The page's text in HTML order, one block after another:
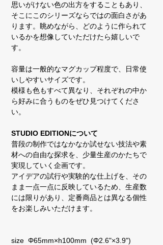
思いがけない色の出方をすることもあり、
そこにこのシリーズならではの面白さがあ
ります。眺めながら、どのように作られて
いるかを想像していただけたら嬉しいで
す。
容量は一般的なマグカップ程度で、日常使
いしやすいサイズです。
模様も色もすべて異なり、それぞれの中か
ら好みに合うものをぜひ見つけてくださ
い。
STUDIO EDITIONについて
普段の制作ではなかなか試せない技法や素
材への自由な探求を、少量生産のかたちで
実現していく企画です。
アイデアの試行や実験的な仕上げを、その
まま一点一点に反映しているため、生産数
には限りがあり、定番商品とは異なる個性
をお楽しみいただけます。
size Φ65mm×h100mm (Φ2.6"×3.9")